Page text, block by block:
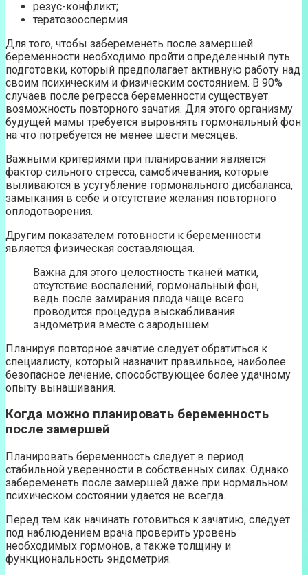
резус-конфликт;
тератозооспермия.
Для того, чтобы забеременеть после замершей
беременности необходимо пройти определенный путь
подготовки, который предполагает активную работу над
своим психическим и физическим состоянием. В 90%
случаев после регресса беременности существует
возможность повторного зачатия. Для этого организму
будущей мамы требуется выровнять гормональный фон
на что потребуется не менее шести месяцев.
Важными критериями при планировании является
фактор сильного стресса, самобичевания, которые
выливаются в усугубление гормонального дисбаланса,
замыкания в себе и отсутствие желания повторного
оплодотворения.
Другим показателем готовности к беременности
является физическая составляющая.
Важна для этого целостность тканей матки,
отсутствие воспалений, гормональный фон,
ведь после замирания плода чаще всего
проводится процедура выскабливания
эндометрия вместе с зародышем.
Планируя повторное зачатие следует обратиться к
специалисту, который назначит правильное, наиболее
безопасное лечение, способствующее более удачному
опыту вынашивания.
Когда можно планировать беременность
после замершей
Планировать беременность следует в период
стабильной уверенности в собственных силах. Однако
забеременеть после замершей даже при нормальном
психическом состоянии удается не всегда.
Перед тем как начинать готовиться к зачатию, следует
под наблюдением врача проверить уровень
необходимых гормонов, а также толщину и
функциональность эндометрия.